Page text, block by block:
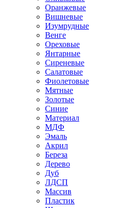
Оранжевые
Вишневые
Изумрудные
Венге
Ореховые
Янтарные
Сиреневые
Салатовые
Фиолетовые
Мятные
Золотые
Синие
Материал
МДФ
Эмаль
Акрил
Береза
Дерево
Дуб
ЛДСП
Массив
Пластик